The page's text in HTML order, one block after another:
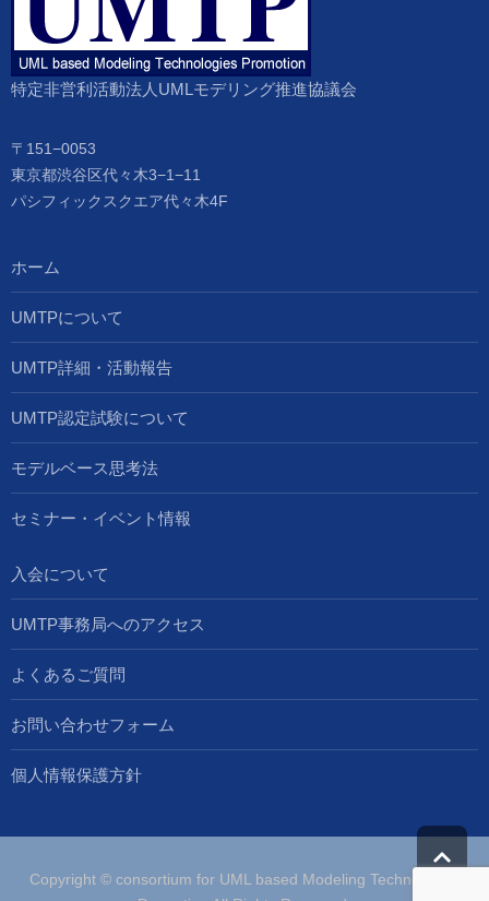
特定非営利活動法人UMLモデリング推進協議会
〒151−0053
東京都渋谷区代々木3−1−11
パシフィックスクエア代々木4F
ホーム
UMTPについて
UMTP詳細・活動報告
UMTP認定試験について
モデルベース思考法
セミナー・イベント情報
入会について
UMTP事務局へのアクセス
よくあるご質問
お問い合わせフォーム
個人情報保護方針
Copyright © consortium for UML based Modeling Technologies